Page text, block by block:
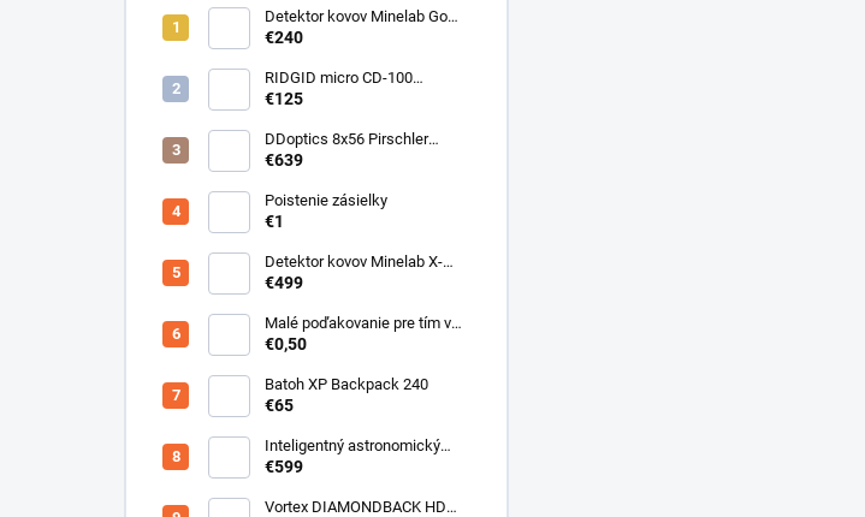
Detektor kovov Minelab Go
Find 66
€240
RIDGID micro CD-100
Detektor horľavých plynov
€125
DDoptics 8x56 Pirschler
Gen.3 Magnesium zelený
€639
Poistenie zásielky
€1
Detektor kovov Minelab X-
Terra ELITE pinpoiter set
€499
Malé poďakovanie pre tím v
sklade
€0,50
Batoh XP Backpack 240
€65
Inteligentný astronomický
teleskop DwarfLab Dwarf III
€599
Vortex DIAMONDBACK HD